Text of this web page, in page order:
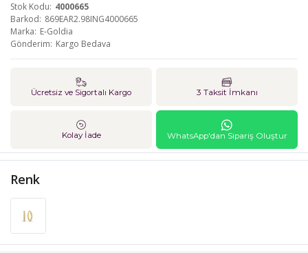
Stok Kodu 4000665
Barkod 869EAR2.98ING4000665
Marka E-Goldia
Gönderim Kargo Bedava
Ücretsiz ve Sigortalı Kargo 3 Taksit İmkanı
Kolay İade WhatsApp'dan Sipariş Oluştur
Renk